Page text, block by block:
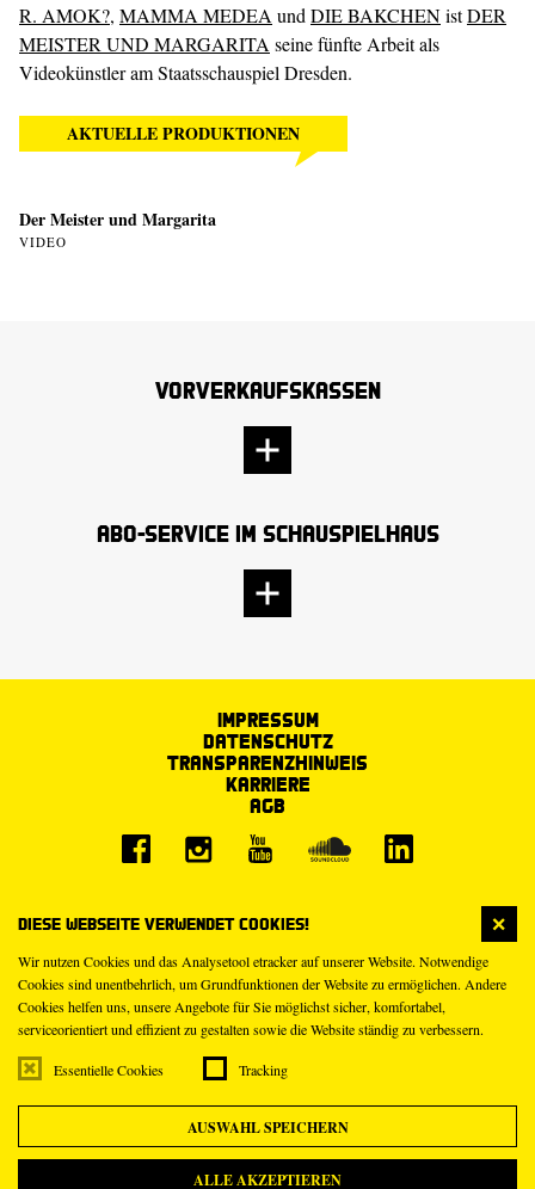
Diese Webseite verwendet Cookies!
Wir nutzen Cookies und das Analysetool etracker auf unserer Website. Notwendige
Cookies sind unentbehrlich, um Grundfunktionen der Website zu ermöglichen. Andere
Cookies helfen uns, unsere Angebote für Sie möglichst sicher, komfortabel,
serviceorientiert und effizient zu gestalten sowie die Website ständig zu verbessern.
Essentielle Cookies Tracking
AUSWAHL SPEICHERN
ALLE AKZEPTIEREN
R. AMOK?, MAMMA MEDEA und DIE BAKCHENistDER
MEISTER UND MARGARITA seine fünfte Arbeit als
Videokünstler am Staatsschauspiel Dresden.
AKTUELLE PRODUKTIONEN
Der Meister und Margarita
VIDEO
Vorverkaufskassen
Abo-Service im Schauspielhaus
Impressum
Datenschutz
Transparenzhinweis
Karriere
AGB